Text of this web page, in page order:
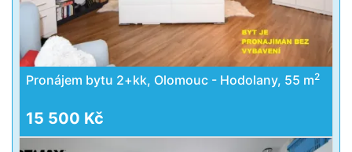
Pronájem bytu 2+kk, Olomouc - Hodolany, 55 m2
15 500 Kč